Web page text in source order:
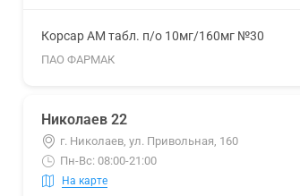
Корсар АМ табл. п/о 10мг/160мг №30
ПАО ФАРМАК
Николаев 22
г. Николаев, ул. Привольная, 160
Пн-Вс: 08:00-21:00
На карте